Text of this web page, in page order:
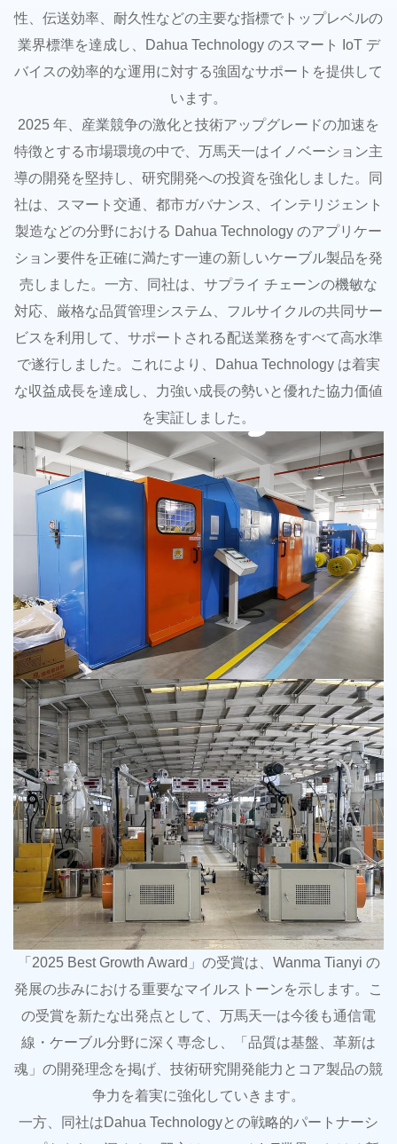
性、伝送効率、耐久性などの主要な指標でトップレベルの
業界標準を達成し、Dahua Technology のスマート IoT デ
バイスの効率的な運用に対する強固なサポートを提供して
います。
2025 年、産業競争の激化と技術アップグレードの加速を
特徴とする市場環境の中で、万馬天一はイノベーション主
導の開発を堅持し、研究開発への投資を強化しました。同
社は、スマート交通、都市ガバナンス、インテリジェント
製造などの分野における Dahua Technology のアプリケー
ション要件を正確に満たす一連の新しいケーブル製品を発
売しました。一方、同社は、サプライ チェーンの機敏な
対応、厳格な品質管理システム、フルサイクルの共同サー
ビスを利用して、サポートされる配送業務をすべて高水準
で遂行しました。これにより、Dahua Technology は着実
な収益成長を達成し、力強い成長の勢いと優れた協力価値
を実証しました。
「2025 Best Growth Award」の受賞は、Wanma Tianyi の
発展の歩みにおける重要なマイルストーンを示します。こ
の受賞を新たな出発点として、万馬天一は今後も通信電
線・ケーブル分野に深く専念し、「品質は基盤、革新は
魂」の開発理念を掲げ、技術研究開発能力とコア製品の競
争力を着実に強化していきます。
一方、同社はDahua Technologyとの戦略的パートナーシ